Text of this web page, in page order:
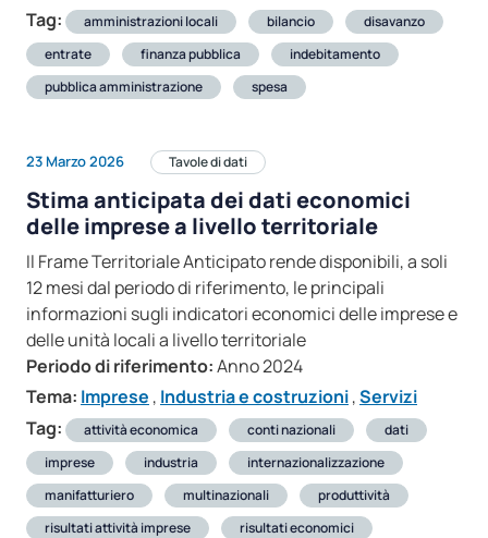
Tag:
amministrazioni locali bilancio
disavanzo
entrate
finanza pubblica
indebitamento
pubblica amministrazione
spesa
23 Marzo 2026 Tavole di dati
Stima anticipata dei dati economici
delle imprese a livello territoriale
Il Frame Territoriale Anticipato rende disponibili, a soli
12 mesi dal periodo di riferimento, le principali
informazioni sugli indicatori economici delle imprese e
delle unità locali a livello territoriale
Periodo di riferimento:Anno 2024
Tema: Imprese , Industria e costruzioni,Servizi
Tag:
attività economica conti nazionali
dati
imprese
industria
internazionalizzazione
manifatturiero
multinazionali
produttività
risultati attività imprese
risultati economici